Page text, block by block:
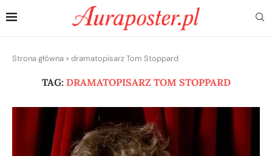
Strona główna » dramatopisarz Tom Stoppard
TAG: DRAMATOPISARZ TOM STOPPARD